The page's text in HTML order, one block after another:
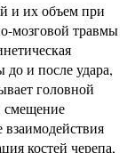
и их объем при
мозговой травмы
и после удара,
головной
смещение
костей черепа,